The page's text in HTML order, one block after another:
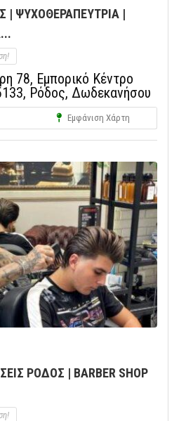
| ΨΥΧΟΘΕΡΑΠΕΥΤΡΙΑ |
78, Εμπορικό Κέντρο
Ρόδος, Δωδεκανήσου
Εμφάνιση Χάρτη
ΡΟΔΟΣ | BARBER SHOP